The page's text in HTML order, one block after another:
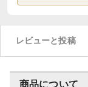
レビューと投稿
商品について